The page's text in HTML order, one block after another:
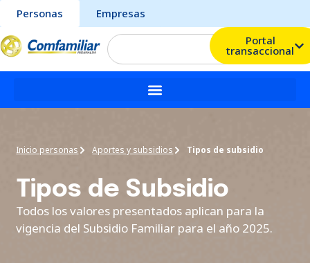
Personas
Empresas
Portal
transaccional
Inicio personas Aportes y subsidios Tipos de subsidio
Tipos de Subsidio
Todos los valores presentados aplican para la
vigencia del Subsidio Familiar para el año 2025.